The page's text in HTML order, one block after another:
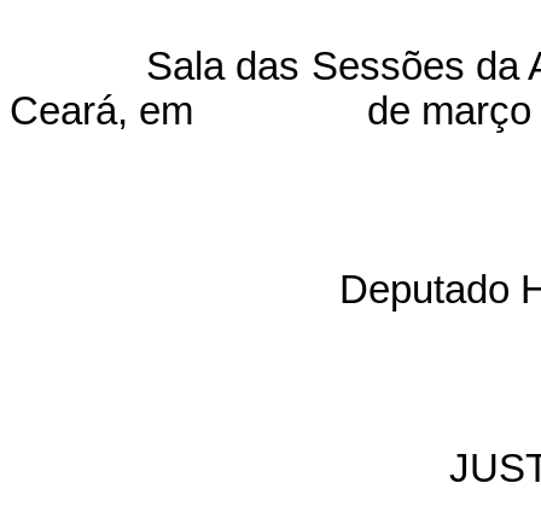
Sala das Sessões da
Ceará, em
de
Deputado